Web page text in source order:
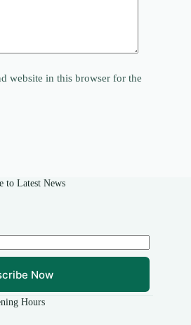
website in this browser for the
to Latest News
Now
Hours